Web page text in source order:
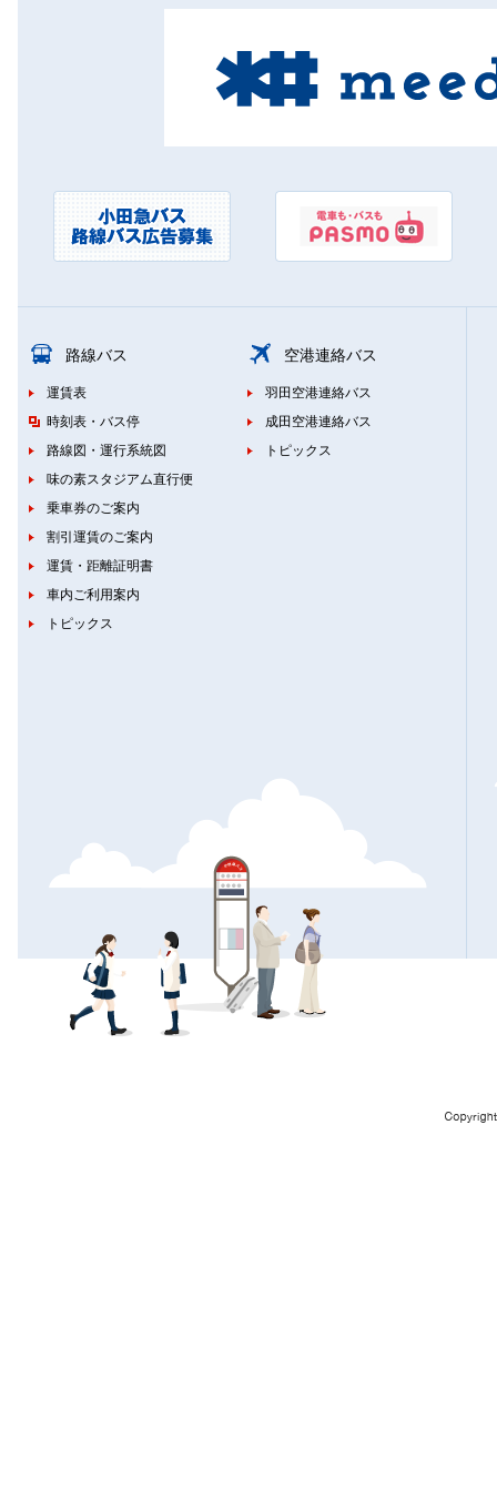
路線バス
運賃表
時刻表・バス停
路線図・運行系統図
味の素スタジアム直行便
乗車券のご案内
割引運賃のご案内
運賃・距離証明書
車内ご利用案内
トピックス
空港連絡バス
羽田空港連絡バス
成田空港連絡バス
トピックス